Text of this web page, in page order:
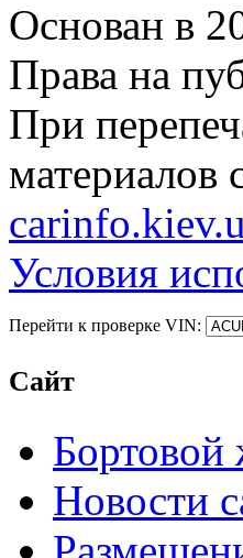
Основан в
Права на
При
материалов
Условия
Перейти к проверке VIN:
Сайт
Бортовой
Новости